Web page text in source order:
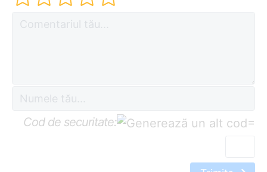
Cod de securitate: =